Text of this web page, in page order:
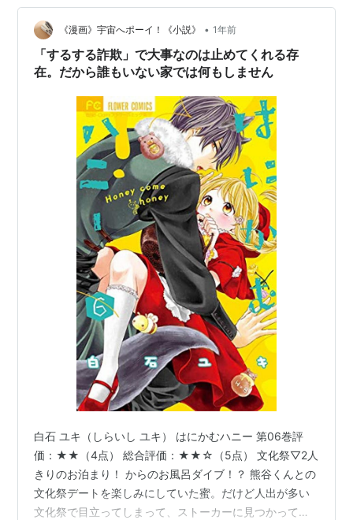
ントに特別な物をあげたい蜜は、編み物に挑戦！ こっそ
り手のサイズを測ろうとするけどバレちゃって！？ 熊谷
くんからの最高のサプライズも！ これまで未収録だった
番外編も初収録！ 愛が…
《漫画》宇宙へポーイ！《小説》 • 1年前
「するする詐欺」で大事なのは止めてくれる存
在。だから誰もいない家では何もしません
白石 ユキ（しらいし ユキ） はにかむハニー 第06巻評
価：★★（4点） 総合評価：★★☆（5点） 文化祭▽2人
きりのお泊まり！ からのお風呂ダイブ！？ 熊谷くんとの
文化祭デートを楽しみにしていた蜜。だけど人出が多い
文化祭で目立ってしまって、ストーカーに見つかってし